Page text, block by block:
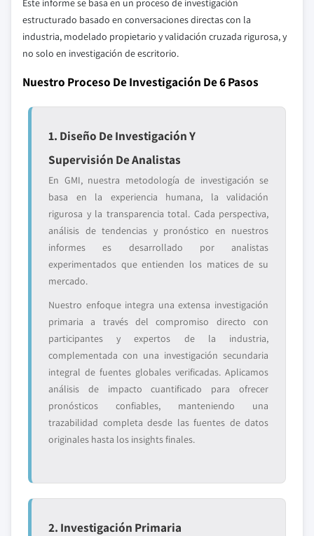
Este informe se basa en un proceso de investigación
estructurado basado en conversaciones directas con la
industria, modelado propietario y validación cruzada rigurosa, y
no solo en investigación de escritorio.
Nuestro Proceso De Investigación De 6 Pasos
1. Diseño De Investigación Y
Supervisión De Analistas
En GMI, nuestra metodología de investigación se
basa en la experiencia humana, la validación
rigurosa y la transparencia total. Cada perspectiva,
análisis de tendencias y pronóstico en nuestros
informes es desarrollado por analistas
experimentados que entienden los matices de su
mercado.
Nuestro enfoque integra una extensa investigación
primaria a través del compromiso directo con
participantes y expertos de la industria,
complementada con una investigación secundaria
integral de fuentes globales verificadas. Aplicamos
análisis de impacto cuantificado para ofrecer
pronósticos confiables, manteniendo una
trazabilidad completa desde las fuentes de datos
originales hasta los insights finales.
2. Investigación Primaria